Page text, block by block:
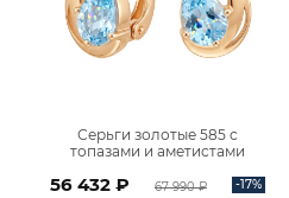
Серьги золотые 585 с
топазами и аметистами
56 432 ₽ 67 990 ₽ -17%